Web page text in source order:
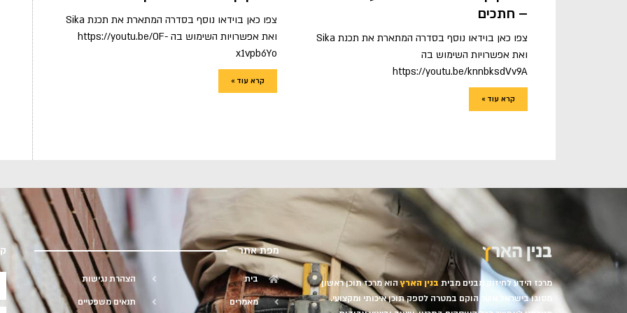
– חתכים
צפו כאן בוידאו נוסף בסדרה המתארת את תכנת Sika
ואת אפשרויות השימוש בה
https://youtu.be/knnbksdVv9A
קרא עוד »
צפו כאן בוידאו נוסף בסדרה המתארת את תכנת Sika
ואת אפשרויות השימוש בה https://youtu.be/0F-
x1vpb6Yo
קרא עוד »
מרכז הידע לחיזוק מבנים מביתבנין הארץהוא מרכז תוכן ראשון
מסוגו בישראל אשר הוקם במטרה לספק תוכן איכותי ומקצועי.
מפת אתר
בית
מאמרים
הצהרת נגישות
תנאים משפטיים